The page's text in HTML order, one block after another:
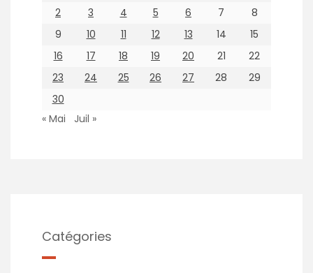
2
3 4 5 6 7
8
9
10 11 12 13 14
15
16
17 18 19 20 21
22
23
24 25 26 27 28
29
30
« Mai
Juil »
Catégories